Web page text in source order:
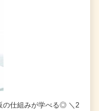
の仕組みが学べる◎ ＼2